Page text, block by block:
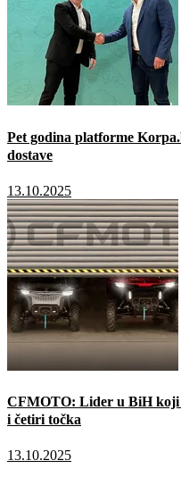
Pet godina platforme
dostave
13.10.2025
CFMOTO: Lider u BiH koji
i četiri točka
13.10.2025